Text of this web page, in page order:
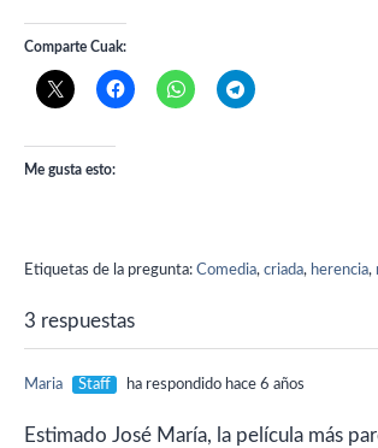
Comparte Cuak:
Me gusta esto:
Etiquetas de la pregunta: Comedia, criada, herencia,
3 respuestas
Maria Staff ha respondido hace 6 años
Estimado José María, la película más